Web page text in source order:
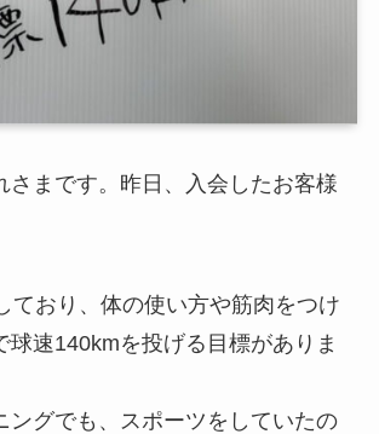
さまです。昨日、入会したお客様
ており、体の使い方や筋肉をつけ
球速140kmを投げる目標がありま
ングでも、スポーツをしていたの